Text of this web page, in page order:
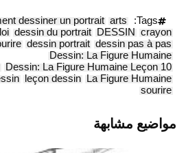
Tags:
arts
dessiner un portrait
crayon
DESSIN
dessin du portrait
dessin pas à pas
dessin portrait
Dessin: La Figure Humaine
Dessin: La Figure Humaine Leçon 10
La Figure Humaine
leçon dessin
sourire
مواضيع مشابهة